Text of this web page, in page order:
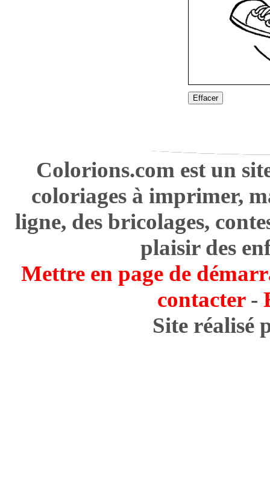
Effacer
Colorions.com est un
coloriages à imprimer,
ligne, des bricolages,
plaisir des
Mettre en page de
contacter-
Site réalisé